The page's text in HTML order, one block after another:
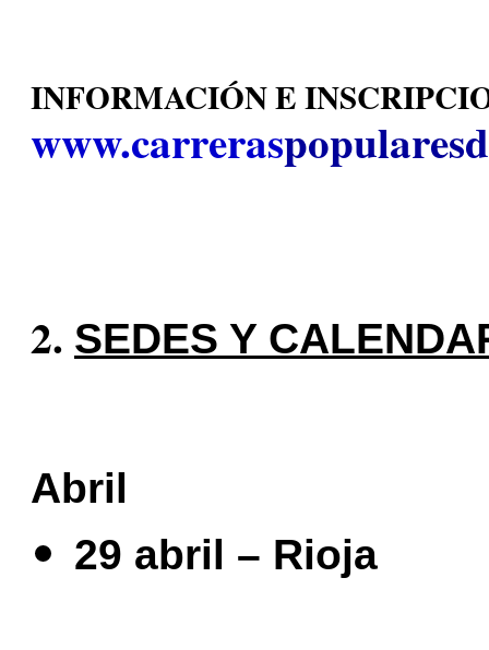
INFORMACIÓN E
www.carreras
SEDES Y
Abril
29 abril – Rioja